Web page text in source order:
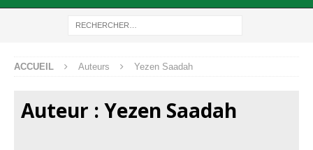
ACCUEIL Auteurs Yezen Saadah
Auteur : Yezen Saadah